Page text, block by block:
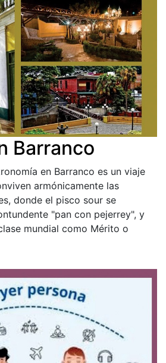
Barranco
en Barranco es un viaje
armónicamente las
donde el pisco sour se
"pan con pejerrey", y
mundial como Mérito o